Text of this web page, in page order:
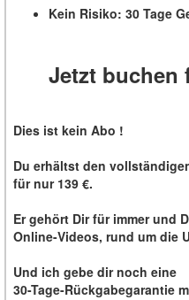
Kein Risiko: 30 Tage
Jetzt buchen
Dies ist kein Abo !
Du erhältst den
für nur 139 €.
Er gehört Dir für immer und
Online-Videos, rund um die
Und ich gebe dir noch eine
30-Tage-Rückgabegarantie